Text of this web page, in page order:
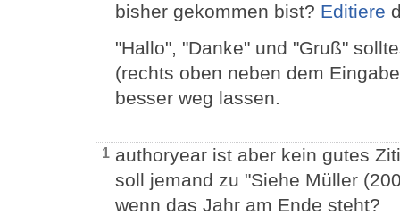
bisher gekommen bist? Editiere
"Hallo", "Danke" und "Gruß"
(rechts oben neben dem
besser weg lassen.
1 authoryear ist aber kein gutes
soll jemand zu "Siehe Müller
wenn das Jahr am Ende steht?